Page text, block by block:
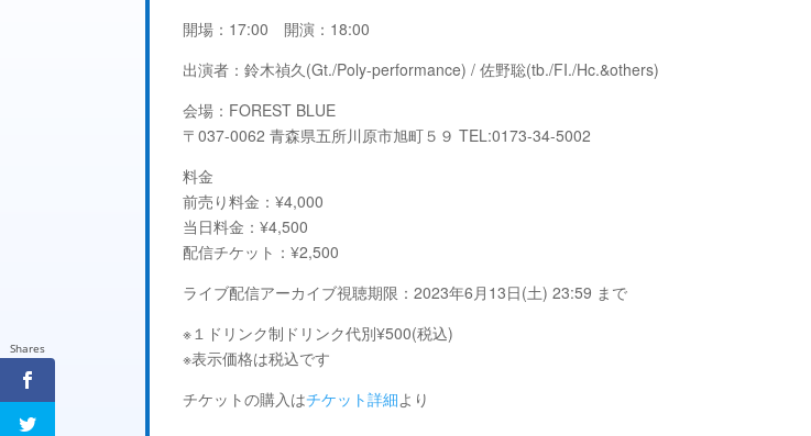
開場：17:00 開演：18:00
出演者： 鈴木禎久(Gt./Poly-performance) / 佐野聡(tb./FI./Hc.&others)
会場： FOREST BLUE
〒037-0062 青森県五所川原市旭町５９ TEL:0173-34-5002
料金
前売り料金：¥4,000
当日料金：¥4,500
配信チケット：¥2,500
ライブ配信アーカイブ視聴期限：2023年6月13日(土) 23:59 まで
※１ドリンク制ドリンク代別¥500(税込)
※表示価格は税込です
チケットの購入はチケット詳細より
Shares